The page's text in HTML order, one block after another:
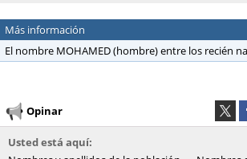
Más información
El nombre MOHAMED (hombre) entre los recién
Opinar
Usted está aquí: